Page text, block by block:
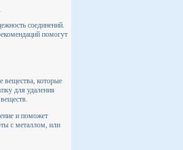
соединений.
помогут
вещества, которые
для удаления
и поможет
с металлом, или